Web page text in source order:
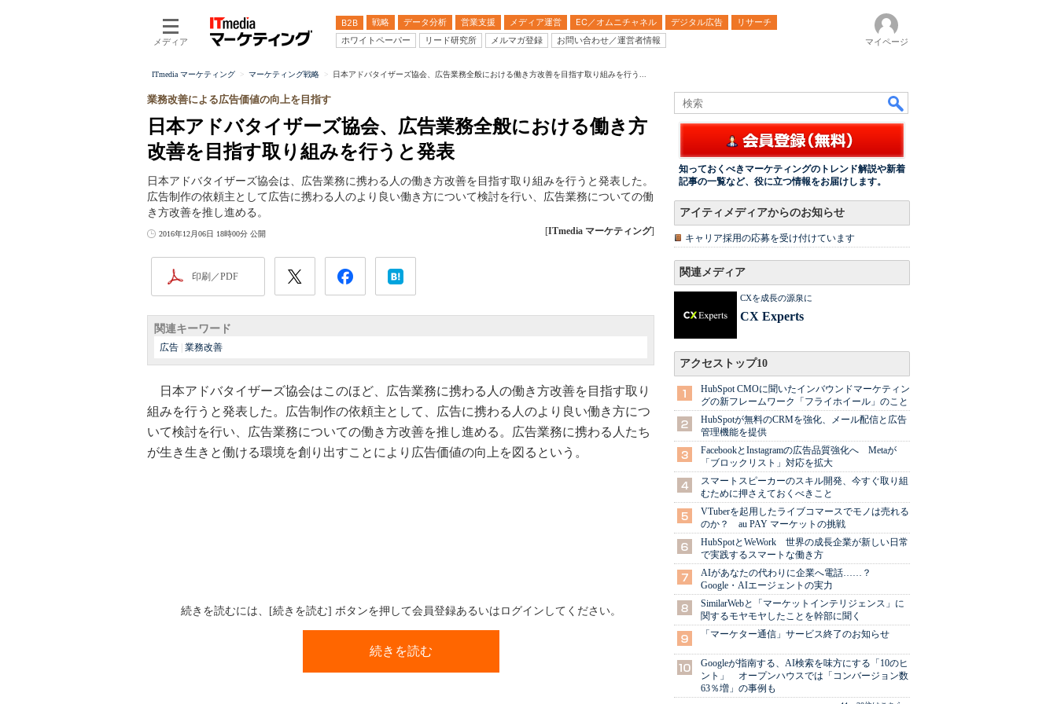
メディア
B2B 戦略 データ分析 営業支援 メディア運営 EC／オムニチャネル デジタル広告
リサーチ
ホワイトペーパー
リード研究所 メルマガ登録 お問い合わせ／運営者情報 マイページ
ITmedia マーケティング マーケティング戦略 日本アドバタイザーズ協会、広告業務全般における働き方改善を目指す取り組みを行う...
日本アドバタイザーズ協会、広告業務全般における働き方
改善を目指す取り組みを行うと発表
業務改善による広告価値の向上を目指す
日本アドバタイザーズ協会は、広告業務に携わる人の働き方改善を目指す取り組みを行うと発表した。
広告制作の依頼主として広告に携わる人のより良い働き方について検討を行い、広告業務についての働
き方改善を推し進める。
2016年12月06日 18時00分 公開 [ITmedia マーケティング]
印刷／PDF
関連キーワード
広告 業務改善
日本アドバタイザーズ協会はこのほど、広告業務に携わる人の働き方改善を目指す取り
組みを行うと発表した。広告制作の依頼主として、広告に携わる人のより良い働き方につ
いて検討を行い、広告業務についての働き方改善を推し進める。広告業務に携わる人たち
が生き生きと働ける環境を創り出すことにより広告価値の向上を図るという。
続きを読むには、[続きを読む] ボタンを押して会員登録あるいはログインしてください。
続きを読む
知っておくべきマーケティングのトレンド解説や新着
記事の一覧など、役に立つ情報をお届けします。
アイティメディアからのお知らせ
キャリア採用の応募を受け付けています
関連メディア
CXを成長の源泉に
CX Experts
アクセストップ10
HubSpot CMOに聞いたインバウンドマーケティン
グの新フレームワーク「フライホイール」のこと
HubSpotが無料のCRMを強化、メール配信と広告
管理機能を提供
FacebookとInstagramの広告品質強化へ Metaが
「ブロックリスト」対応を拡大
スマートスピーカーのスキル開発、今すぐ取り組
むために押さえておくべきこと
VTuberを起用したライブコマースでモノは売れる
のか？ au PAY マーケットの挑戦
HubSpotとWeWork 世界の成長企業が新しい日常
で実践するスマートな働き方
AIがあなたの代わりに企業へ電話……？
Google・AIエージェントの実力
SimilarWebと「マーケットインテリジェンス」に
関するモヤモヤしたことを幹部に聞く
「マーケター通信」サービス終了のお知らせ
Googleが指南する、AI検索を味方にする「10のヒ
ント」 オープンハウスでは「コンバージョン数
63％増」の事例も